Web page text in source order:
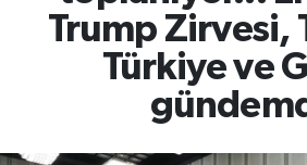
Trump Zirvesi,
Türkiye ve
Spor
Tüm Manşetler
Son Dakika Haberleri
Haber Arşivi